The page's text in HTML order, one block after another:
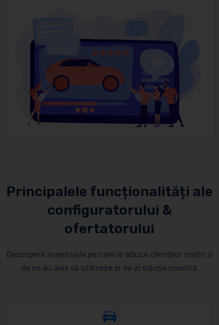
Principalele funcționalități ale
configuratorului &
ofertatorului
Descoperă avantajele pe care le aduce clienților noștri și
de ce au ales să utilizeze zi de zi soluția noastră.